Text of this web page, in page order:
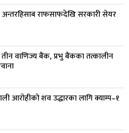
३ अर्ब १ करोड खर्च, २०८३
पर्वतारोहीको शव बेस क्याम्पमा
घटनाका पीडितलाई राहत र उपचार
अन्तरहिसाब राफसाफदेखि सरकारी सेयर
तीन वाणिज्य बैंक, प्रभु बैंकका तत्कालीन
आरोहीको शव उद्धारका लागि क्याम्प–१